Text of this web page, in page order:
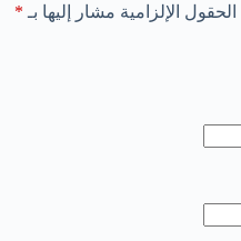
الحقول الإلزامية مشار إليها بـ *